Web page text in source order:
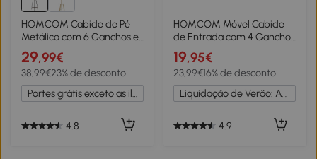
HOMCOM Cabide de Pé
Metálico com 6 Ganchos e
Prateleiras Cabide de Pé
para Pendurar Roupas
Bolsas Chapéus 46x52x182
cm Preto e Madeira
29,99€
38,99€23% de desconto
Portes grátis exceto as ilhas
4.8
HOMCOM Móvel Cabide
de Entrada com 4 Ganchos
Cabide de Parede de
Entrada de Bambu Carga
Máxima 5kg 50x17x20cm
Madeira
19,95€
23,99€16% de desconto
Liquidação de Verão: Até -20%
4.9